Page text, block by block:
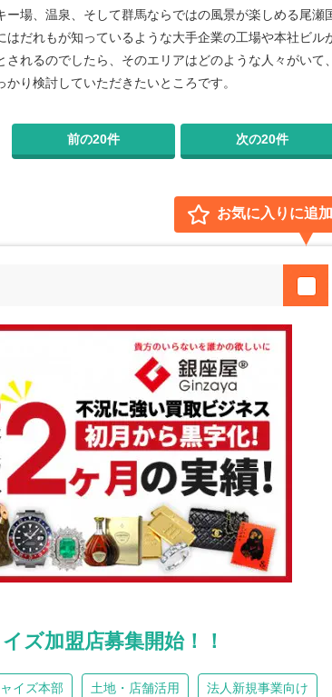
週間ランキング
場、温泉、そして群馬ならではの風景が楽しめる尾瀬
だれもが知っているような大手企業の工場や本社ビル
れるのでしたら、そのエリアはどのような人々がいて
り検討していただきたいところです。
前の20件 次の20件
お気に入りに追加
ズ加盟店募集開始！！
イズ本部 土地・店舗活用 法人新規事業向け